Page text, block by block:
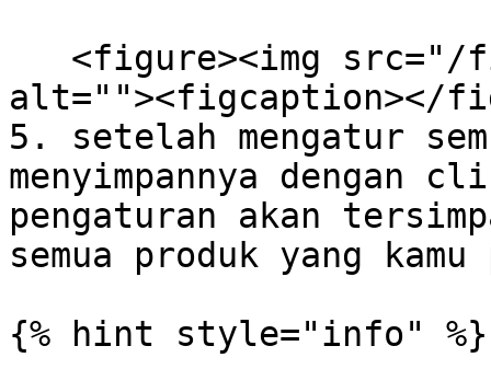
alt=""><figcaption></
5. setelah mengatur
menyimpannya dengan
pengaturan akan
semua produk yang kamu
{% hint style="info" %}